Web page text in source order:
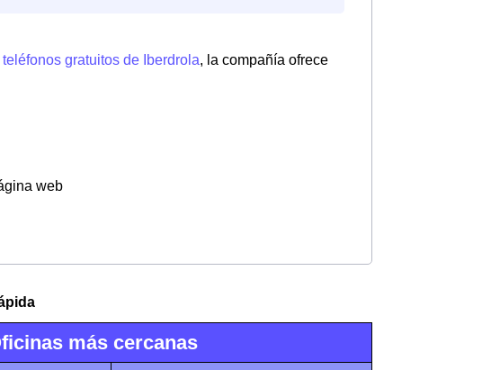
teléfonos gratuitos de Iberdrola, la compañía ofrece
web
más cercanas